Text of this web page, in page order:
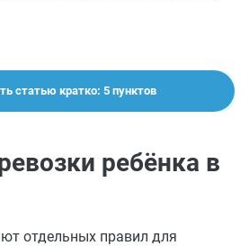
статью кратко: 5 пунктов
ребёнка в
отдельных правил для